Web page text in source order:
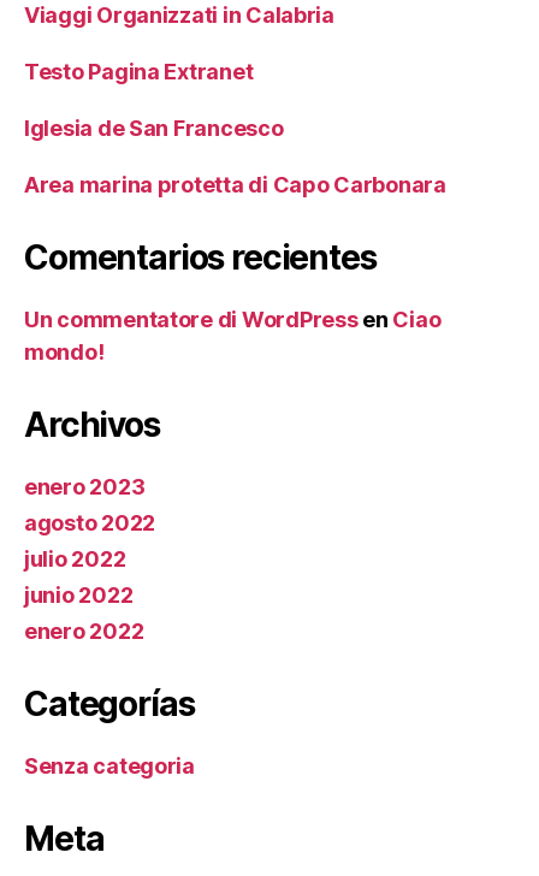
Viaggi Organizzati in Calabria
Testo Pagina Extranet
Iglesia de San Francesco
Area marina protetta di Capo Carbonara
Comentarios recientes
Un commentatore di WordPressen Ciao
mondo!
Archivos
enero 2023
agosto 2022
julio 2022
junio 2022
enero 2022
Categorías
Senza categoria
Meta